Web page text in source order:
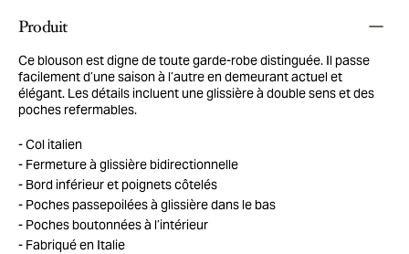
Produit
Ce blouson est digne de toute garde-robe distinguée. Il passe
facilement d’une saison à l’autre en demeurant actuel et
élégant. Les détails incluent une glissière à double sens et des
poches refermables.
Col italien
Fermeture à glissière bidirectionnelle
Bord inférieur et poignets côtelés
Poches passepoilées à glissière dans le bas
Poches boutonnées à l’intérieur
Fabriqué en Italie